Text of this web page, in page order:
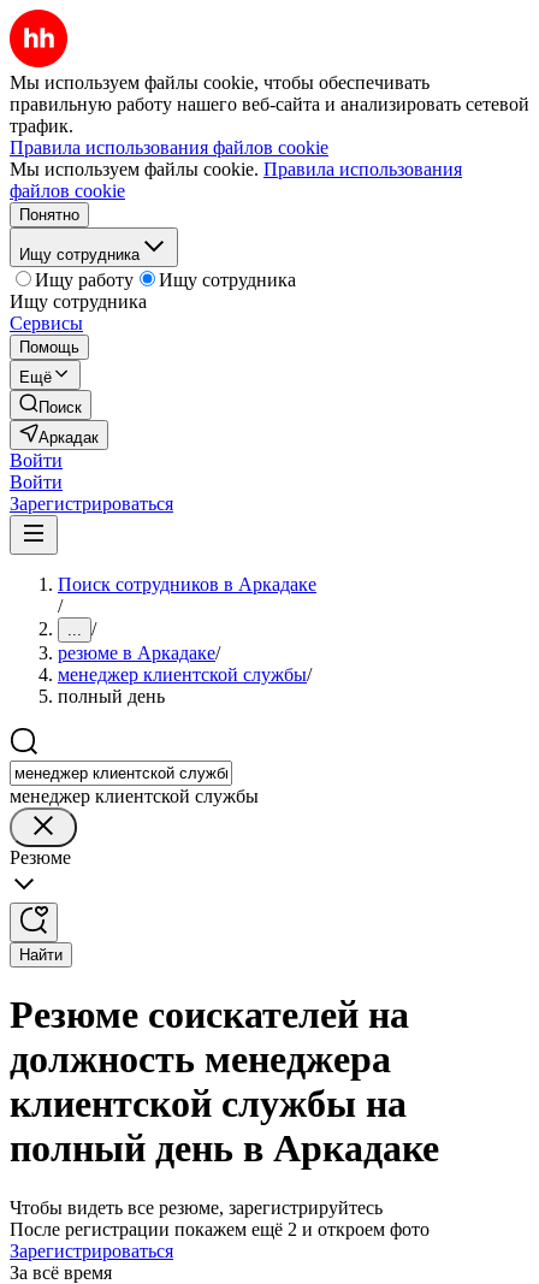
Мы используем файлы cookie, чтобы обеспечивать
правильную работу нашего веб-сайта и анализировать сетевой
трафик.
Правила использования файлов cookie
Мы используем файлы cookie. Правила использования
файлов cookie
Понятно
Ищу сотрудника
Ищу работу
Ищу сотрудника
Ищу сотрудника
Сервисы
Помощь
Ещё
Поиск
Аркадак
Войти
Войти
Зарегистрироваться
Поиск сотрудников в Аркадаке
/
... /
резюме в Аркадаке/
менеджер клиентской службы/
полный день
менеджер клиентской службы
Резюме
Найти
Резюме соискателей на
должность менеджера
клиентской службы на
полный день в Аркадаке
Чтобы видеть все резюме, зарегистрируйтесь
После регистрации покажем ещё 2 и откроем фото
Зарегистрироваться
За всё время